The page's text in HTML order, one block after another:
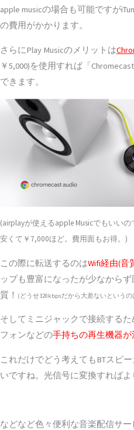
apple musicの場合も可能ですが
の費用がかかります。
さらにPlay Musicのメリットは
￥5,000)を使用すれば「
できます。
(airplayが使えるapple Musicでもいい
安くて￥7,000ほど。費用面もお得。)
この際に転送するのはWifi経由(音
ップも豊富になったが少なから
質！ (どうせ320kbpsだから大差ないという
そしてミニジャックで接続する
フォンなどの手持ちの再生機器が
これだけでどう考えてもBTスピ
いですね。光信号に変換すれば
などなど色々便利な音楽配信サ